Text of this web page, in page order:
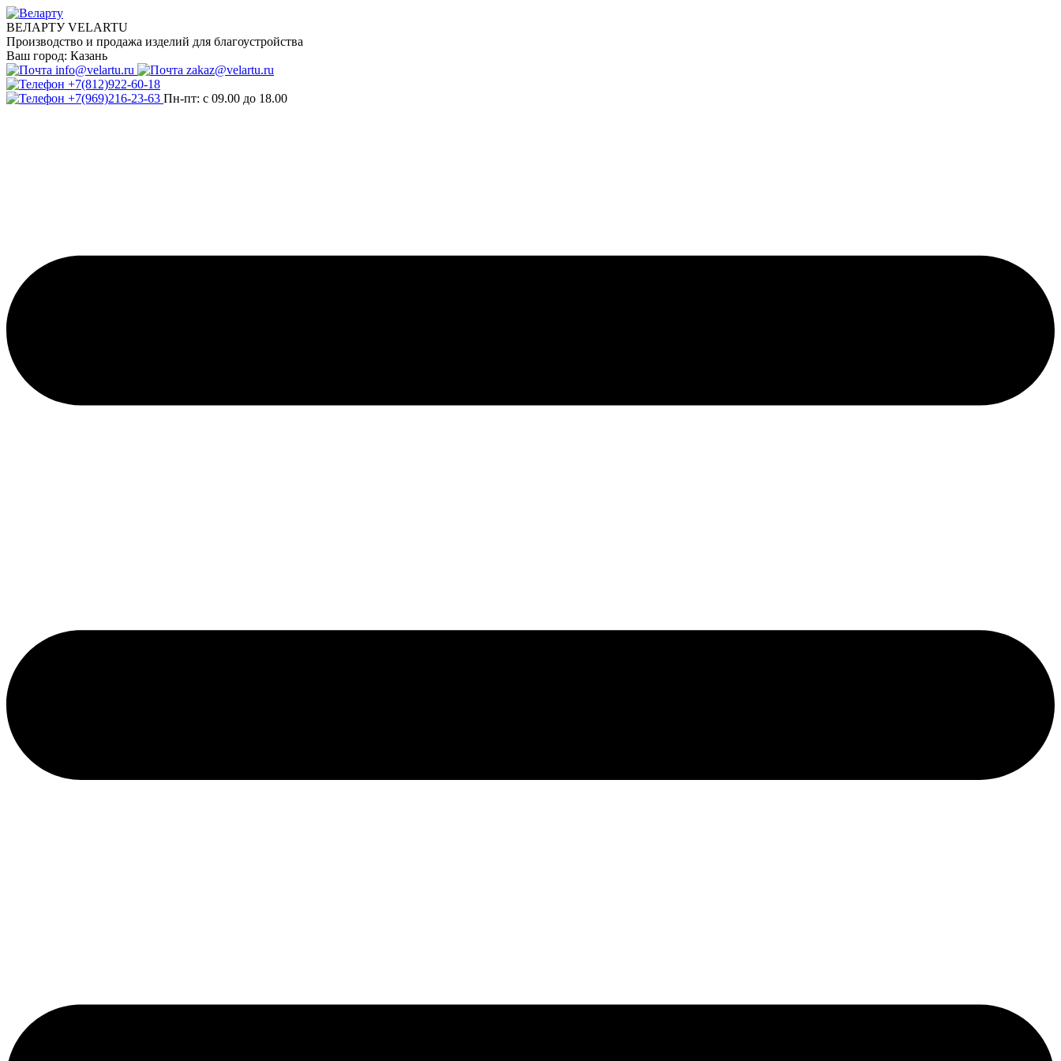
ВЕЛАРТУ VELARTU
Производство и продажа изделий для благоустройства
Ваш город: Казань
info@velartu.ru
zakaz@velartu.ru
+7(812)922-60-18
+7(969)216-23-63 Пн-пт: с 09.00 до 18.00